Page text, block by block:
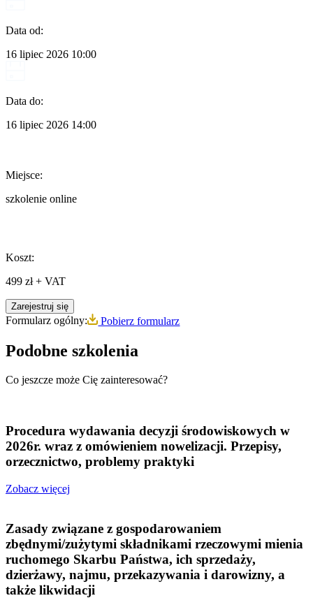
Data od:
16 lipiec 2026 10:00
Data do:
16 lipiec 2026 14:00
Miejsce:
szkolenie online
Koszt:
499 zł + VAT
Zarejestruj się
Formularz ogólny: Pobierz formularz
Podobne szkolenia
Co jeszcze może Cię zainteresować?
Procedura wydawania decyzji środowiskowych w
2026r. wraz z omówieniem nowelizacji. Przepisy,
orzecznictwo, problemy praktyki
Zobacz więcej
Zasady związane z gospodarowaniem
zbędnymi/zużytymi składnikami rzeczowymi mienia
ruchomego Skarbu Państwa, ich sprzedaży,
dzierżawy, najmu, przekazywania i darowizny, a
także likwidacji